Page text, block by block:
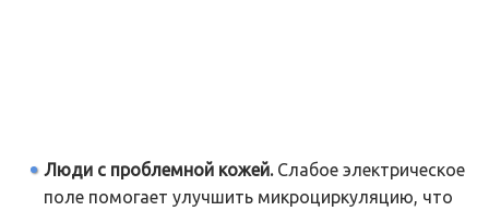
Люди с проблемной кожей.Слабое электрическое
поле помогает улучшить микроциркуляцию, что